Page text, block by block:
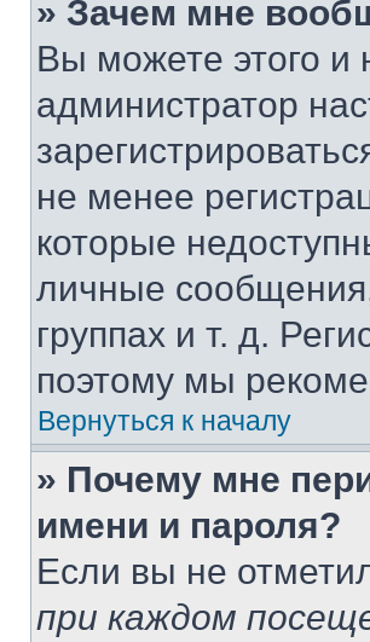
» Зачем мне
Вы можете этого и
администратор
не менее
которые
личные
группах и т. д.
поэтому мы
Вернуться к началу
» Почему мне
имени и пароля?
Если вы не
при каждом